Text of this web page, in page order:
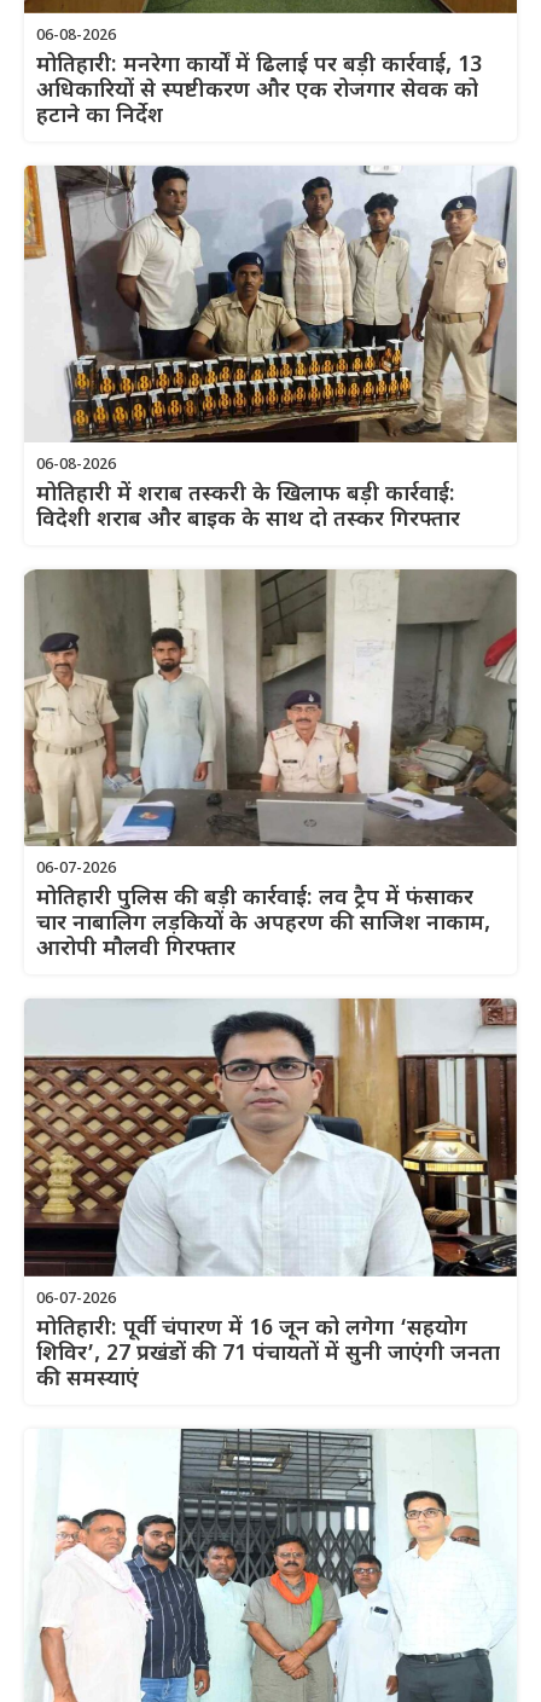
06-08-2026
मोतिहारी: मनरेगा कार्यों में ढिलाई पर बड़ी कार्रवाई, 13
अधिकारियों से स्पष्टीकरण और एक रोजगार सेवक को
हटाने का निर्देश
06-08-2026
मोतिहारी में शराब तस्करी के खिलाफ बड़ी कार्रवाई:
विदेशी शराब और बाइक के साथ दो तस्कर गिरफ्तार
06-07-2026
मोतिहारी पुलिस की बड़ी कार्रवाई: लव ट्रैप में फंसाकर
चार नाबालिग लड़कियों के अपहरण की साजिश नाकाम,
आरोपी मौलवी गिरफ्तार
06-07-2026
मोतिहारी: पूर्वी चंपारण में 16 जून को लगेगा ‘सहयोग
शिविर’, 27 प्रखंडों की 71 पंचायतों में सुनी जाएंगी जनता
की समस्याएं